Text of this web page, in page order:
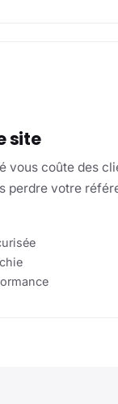
site
vous coûte des
perdre votre